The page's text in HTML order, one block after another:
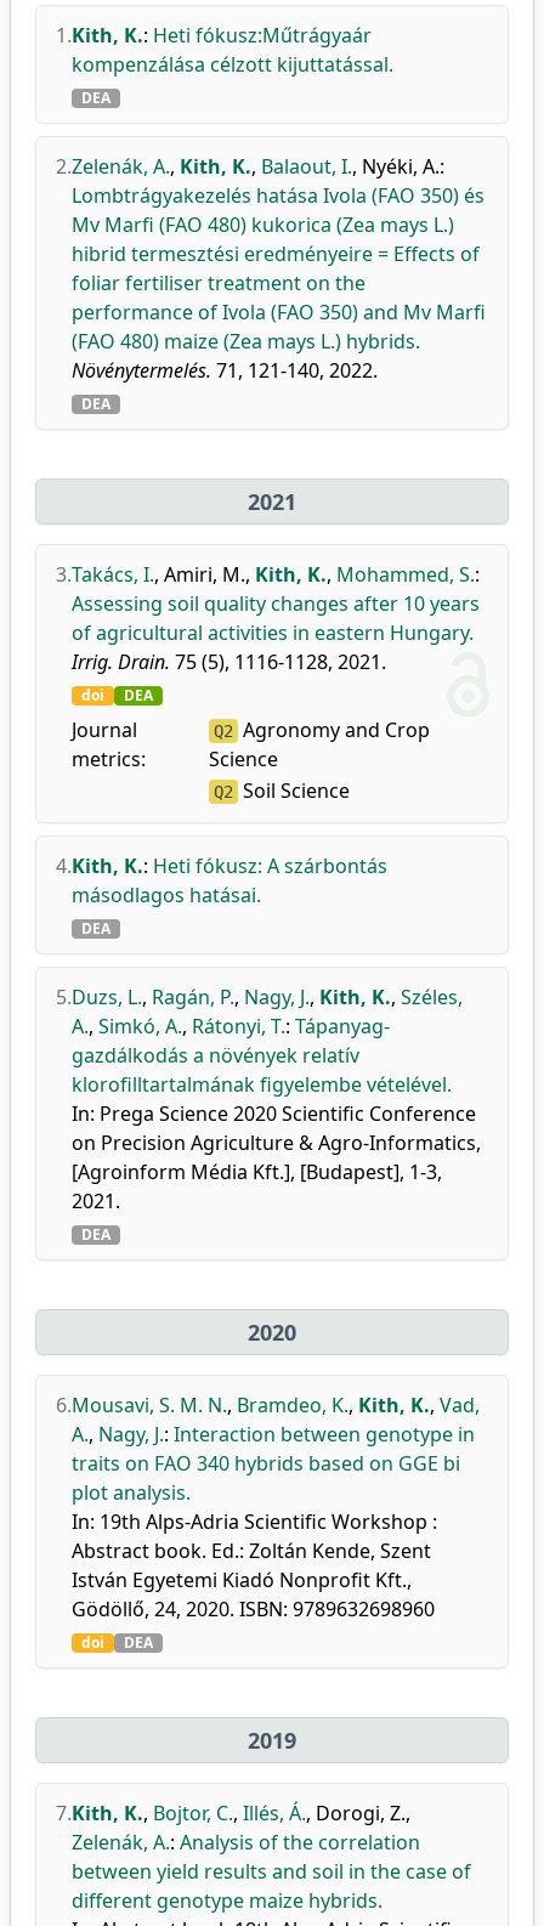
1.Kith, K.: Heti fókusz:Műtrágyaár
kompenzálása célzott kijuttatással.
DEA
2.Zelenák, A., Kith, K., Balaout, I., Nyéki, A.:
Lombtrágyakezelés hatása Ivola (FAO 350) és
Mv Marfi (FAO 480) kukorica (Zea mays L.)
hibrid termesztési eredményeire = Effects of
foliar fertiliser treatment on the
performance of Ivola (FAO 350) and Mv Marfi
(FAO 480) maize (Zea mays L.) hybrids.
Növénytermelés. 71, 121-140, 2022.
DEA
2021
3.Takács, I., Amiri, M., Kith, K., Mohammed, S.:
Assessing soil quality changes after 10 years
of agricultural activities in eastern Hungary.
Irrig. Drain. 75 (5), 1116-1128, 2021.
doi DEA
Journal
metrics:
Q2 Agronomy and Crop
Science
Q2 Soil Science
4.Kith, K.: Heti fókusz: A szárbontás
másodlagos hatásai.
DEA
5.Duzs, L., Ragán, P., Nagy, J., Kith, K., Széles,
A., Simkó, A., Rátonyi, T.: Tápanyag-
gazdálkodás a növények relatív
klorofilltartalmának figyelembe vételével.
In: Prega Science 2020 Scientific Conference
on Precision Agriculture & Agro-Informatics,
[Agroinform Média Kft.], [Budapest], 1-3,
2021.
DEA
2020
6.Mousavi, S. M. N., Bramdeo, K., Kith, K., Vad,
A., Nagy, J.: Interaction between genotype in
traits on FAO 340 hybrids based on GGE bi
plot analysis.
In: 19th Alps-Adria Scientific Workshop :
Abstract book. Ed.: Zoltán Kende, Szent
István Egyetemi Kiadó Nonprofit Kft.,
Gödöllő, 24, 2020. ISBN: 9789632698960
doi DEA
2019
7.Kith, K., Bojtor, C., Illés, Á., Dorogi, Z.,
Zelenák, A.: Analysis of the correlation
between yield results and soil in the case of
different genotype maize hybrids.